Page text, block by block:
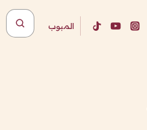
المبوب